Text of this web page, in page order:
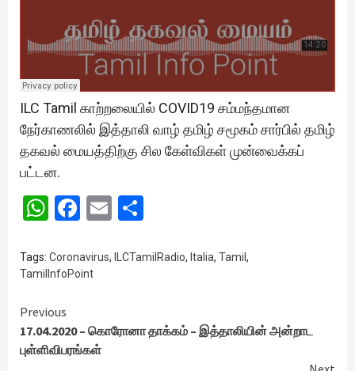
ILC Tamil காற்றலையில் COVID19 சம்மந்தமான
நேர்காணலில் இத்தாலி வாழ் தமிழ் சமூகம் சார்பில் தமிழ்
தகவல் மையத்திற்கு சில கேள்விகள் முன்வைக்கப்
பட்டன.
WhatsApp
Facebook
Email
Tags: Coronavirus, ILCTamilRadio, Italia, Tamil ,
TamilInfoPoint
Continue
Reading
Previous
17.04.2020 – கொரோனா தாக்கம் – இத்தாலியின் அன்றாட
புள்ளிவிபரங்கள்